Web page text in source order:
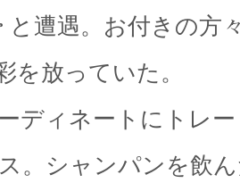
遭遇。お付きの方
を放っていた。
ディネートにトレ
。シャンパンを飲